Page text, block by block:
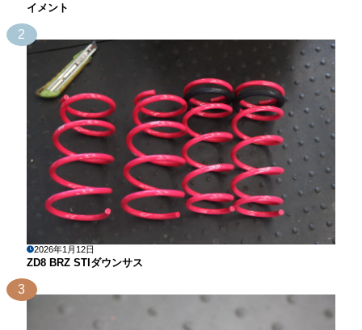
イメント
2
2026年1月12日
ZD8 BRZ STIダウンサス
3